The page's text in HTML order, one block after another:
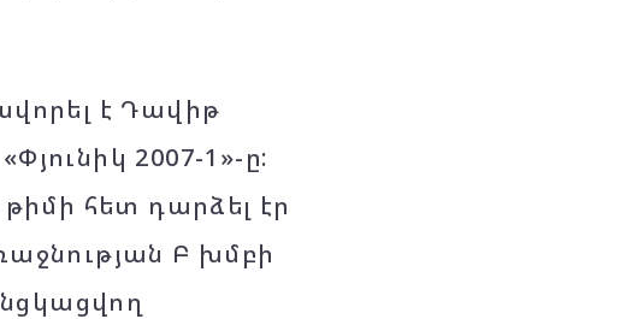
է Դավիթ
2007-1»-ը:
հետ դարձել էր
Բ խմբի